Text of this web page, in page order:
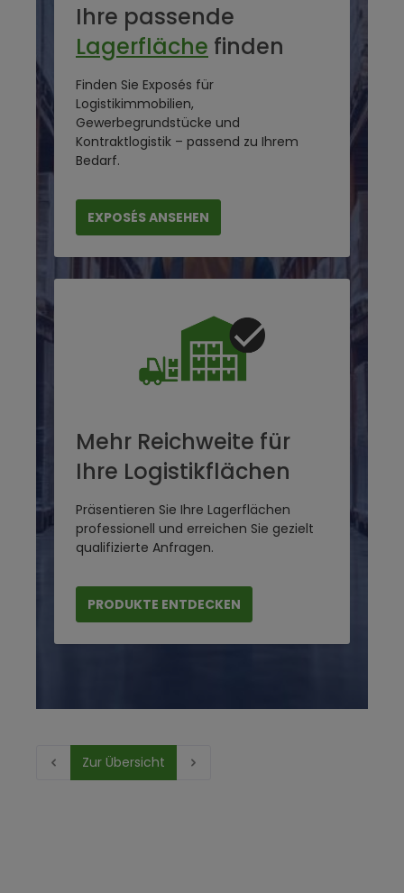
Ihre passende
Lagerfläche finden
Finden Sie Exposés für
Logistikimmobilien,
Gewerbegrundstücke und
Kontraktlogistik – passend zu Ihrem
Bedarf.
EXPOSÉS ANSEHEN
Mehr Reichweite für
Ihre Logistikflächen
Präsentieren Sie Ihre Lagerflächen
professionell und erreichen Sie gezielt
qualifizierte Anfragen.
PRODUKTE ENTDECKEN
Zur Übersicht